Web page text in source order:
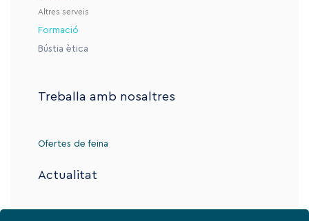
Altres serveis
Formació
Bústia ètica
Treballa amb nosaltres
Ofertes de feina
Actualitat